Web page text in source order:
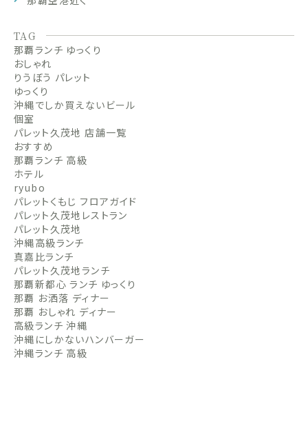
TAG
那覇ランチ ゆっくり
おしゃれ
りうぼう パレット
ゆっくり
沖縄でしか買えないビール
個室
パレット久茂地 店舗一覧
おすすめ
那覇ランチ 高級
ホテル
ryubo
パレットくもじ フロアガイド
パレット久茂地レストラン
パレット久茂地
沖縄高級ランチ
真嘉比ランチ
パレット久茂地ランチ
那覇新都心 ランチ ゆっくり
那覇 お洒落 ディナー
那覇 おしゃれ ディナー
高級ランチ 沖縄
沖縄にしかないハンバーガー
沖縄ランチ 高級